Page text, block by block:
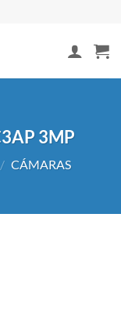
3MP
/ CÁMARAS